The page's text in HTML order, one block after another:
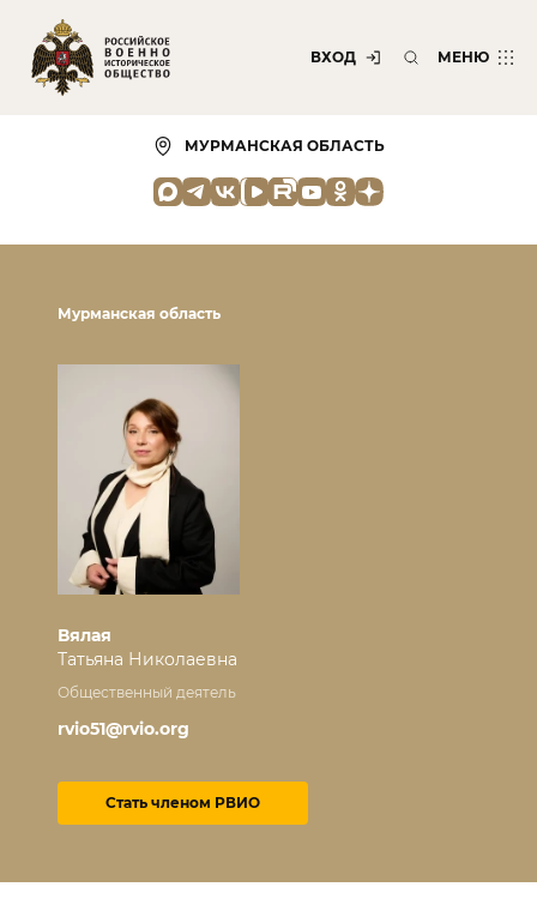
ВХОД МЕНЮ
МУРМАНСКАЯ ОБЛАСТЬ
Мурманская область
Вялая
Татьяна Николаевна
Общественный деятель
rvio51@rvio.org
Стать членом РВИО